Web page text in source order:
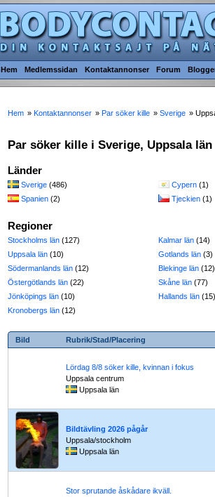
Hem Medlemssidan Kontaktannonser Forum
Hem » Kontaktannonser » Par söker kille » Sverige »
Par söker kille i Sverige, Uppsala län
Länder
Sverige (486)
Spanien (2)
Cypern (1)
Tjeckien (1)
Regioner
Stockholms län (127)
Uppsala län (10)
Södermanlands län (12)
Östergötlands län (22)
Jönköpings län (10)
Kronobergs län (12)
Kalmar län (14)
Gotlands län (3)
Blekinge län (12)
Skåne län (77)
Hallands län (15)
Bild Rubrik/Stad/Placering
Lördag 8/8 söker kille, kvinnan i fokus
Uppsala centrum
Uppsala län
Bildtävling 2026 pågår
Uppsala/stockholm
Uppsala län
Stor sprutande åskådare ikväll.